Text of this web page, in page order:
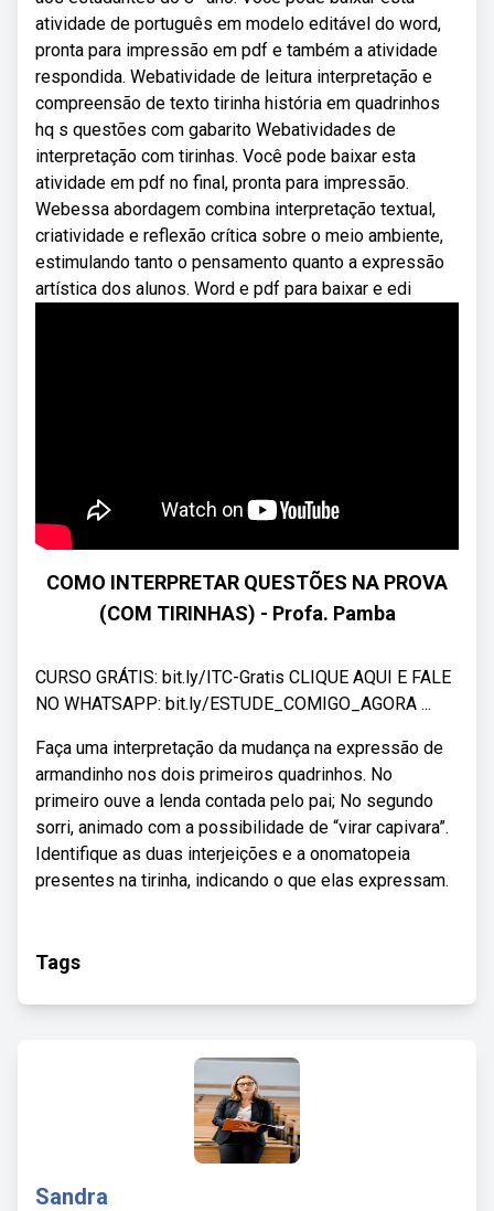
atividade de português em modelo editável do word,
pronta para impressão em pdf e também a atividade
respondida. Webatividade de leitura interpretação e
compreensão de texto tirinha história em quadrinhos
hq s questões com gabarito Webatividades de
interpretação com tirinhas. Você pode baixar esta
atividade em pdf no final, pronta para impressão.
Webessa abordagem combina interpretação textual,
criatividade e reflexão crítica sobre o meio ambiente,
estimulando tanto o pensamento quanto a expressão
artística dos alunos. Word e pdf para baixar e edi
COMO INTERPRETAR QUESTÕES NA PROVA
(COM TIRINHAS) - Profa. Pamba
CURSO GRÁTIS: bit.ly/ITC-Gratis CLIQUE AQUI E FALE
NO WHATSAPP: bit.ly/ESTUDE_COMIGO_AGORA ...
Faça uma interpretação da mudança na expressão de
armandinho nos dois primeiros quadrinhos. No
primeiro ouve a lenda contada pelo pai; No segundo
sorri, animado com a possibilidade de “virar capivara”.
Identifique as duas interjeições e a onomatopeia
presentes na tirinha, indicando o que elas expressam.
Tags
Sandra